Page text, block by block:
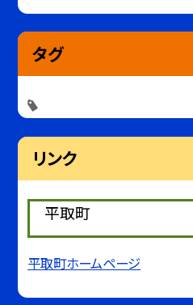
タグ
リンク
平取町
平取町ホームページ